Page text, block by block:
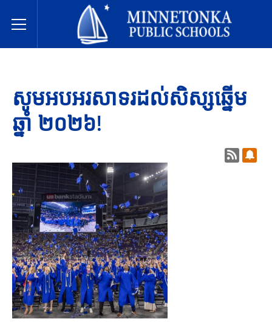
Toggle Menu
សាលារៀនសាធារណៈ Minnetonka
សូមអបអរសាទរដល់សិស្សឆ្នើម
ឆ្នាំ ២០២៦!
មតិព័ត៌មា
ជា